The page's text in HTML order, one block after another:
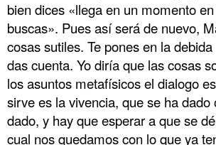
bien dices «llega en un momento
buscas». Pues así será de nuevo,
cosas sutiles. Te pones en la
das cuenta. Yo diría que las cosas
los asuntos metafísicos el dialogo
sirve es la vivencia, que se ha dado
dado, y hay que esperar a que se
cual nos quedamos con lo que ya